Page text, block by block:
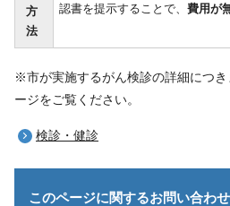
方
法
認書を提示することで、 費用が
※市が実施するがん検診の詳細につ
ージをご覧ください。
検診・健診
このページに関するお問い合わせ